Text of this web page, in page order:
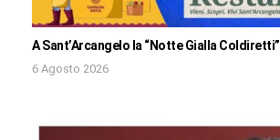
A Sant’Arcangelo la “Notte Gialla Coldiretti”
6 Agosto 2026